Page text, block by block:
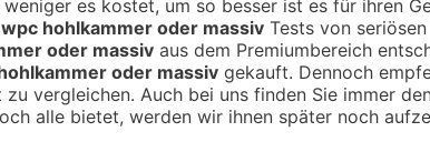
es kostet, um so besser ist es für ihren
wpc hohlkammer oder massiv Tests von
oder massiv aus dem Premiumbereich
oder massiv gekauft. Dennoch
vergleichen. Auch bei uns finden Sie immer
alle bietet, werden wir ihnen später noch